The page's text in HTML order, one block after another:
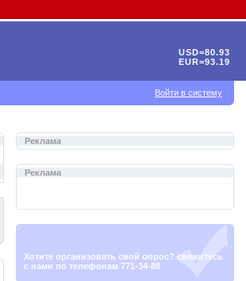
Реклама
Реклама
Хотите организовать свой опрос? свяжитесь
с нами по телефонам 771-34-88
USD=80.93
EUR=93.19
Войти в систему